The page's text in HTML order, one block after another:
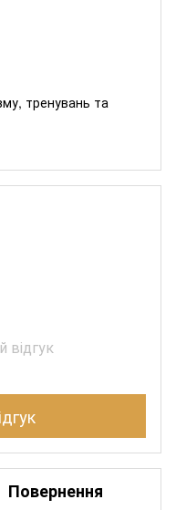
тренувань та
відгук
Повернення